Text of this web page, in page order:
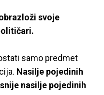
svoje
samo predmet
Nasilje pojedinih
nasilje pojedinih